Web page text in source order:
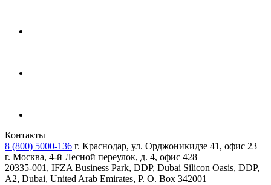
Контакты
8 (800) 5000-136 г. Краснодар, ул. Орджоникидзе 41, офис 23
г. Москва, 4-й Лесной переулок, д. 4, офис 428
20335-001, IFZA Business Park, DDP, Dubai Silicon Oasis, DDP,
A2, Dubai, United Arab Emirates, P. O. Box 342001